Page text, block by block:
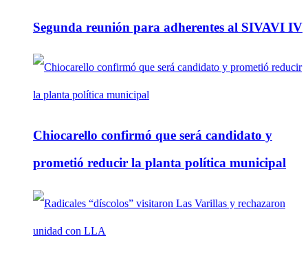
Segunda reunión para adherentes al SIVAVI IV
Chiocarello confirmó que será candidato y
prometió reducir la planta política municipal